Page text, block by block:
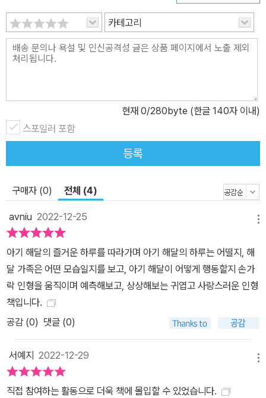
카테고리
현재 0/280byte (한글 140자 이내)
스포일러 포함
등록
구매자 (0) 전체 (4)
avniu 2022-12-25
아기 해달의 즐거운 하루를 따라가며 아기 해달의 하루는 어떨지, 해
달 가족은 어떤 모습일지를 보고, 아기 해달이 어떻게 행동할지 손가
락 인형을 움직이며 예측해보고, 상상해보는 귀엽고 사랑스러운 인형
책입니다.
공감 (0) 댓글 (0)
서예지 2022-12-29
직접 참여하는 활동으로 더욱 책에 몰입할 수 있었습니다.